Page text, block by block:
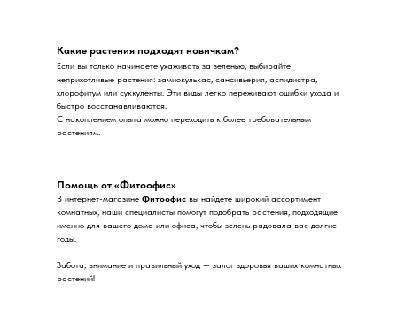
Помощь от «Фитоофис»
Какие растения подходят новичкам?
Если вы только начинаете ухаживать за зеленью, выбирайте
неприхотливые растения: замиокулькас, сансивьерия, аспидистра,
хлорофитум или суккуленты. Эти виды легко переживают ошибки ухода и
быстро восстанавливаются.
С накоплением опыта можно переходить к более требовательным
растениям.
В интернет-магазине Фитоофис вы найдете широкий ассортимент
комнатных, наши специалисты помогут подобрать растения, подходящие
именно для вашего дома или офиса, чтобы зелень радовала вас долгие
годы.
Забота, внимание и правильный уход — залог здоровья ваших комнатных
растений!